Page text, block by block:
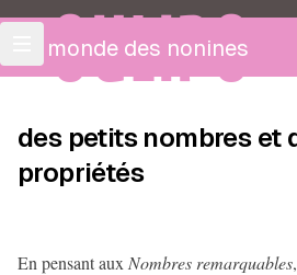
OULIPO
Le monde des nonines
des petits nombres et
propriétés
En pensant aux Nombres remarquables